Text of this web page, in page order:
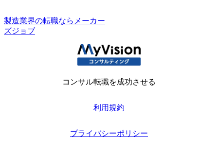
製造業界の転職ならメーカー
ズジョブ
コンサル転職を成功させる
利用規約
プライバシーポリシー